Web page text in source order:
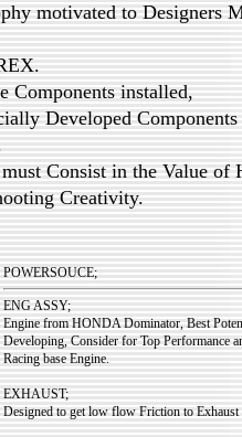
motivated to Designers
Components installed,
Developed
Consist in the Value of
Creativity.
POWERSOUCE;
ENG ASSY;
Engine from HONDA Dominator, Best
Developing, Consider for Top Performance
Racing base Engine.
EXHAUST;
Designed to get low flow Friction to Exhaust